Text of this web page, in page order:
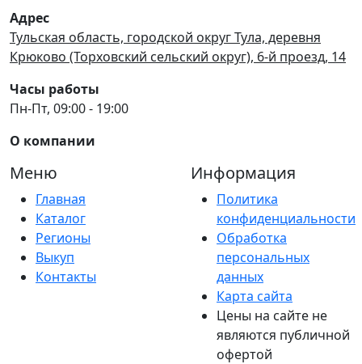
Адрес
Тульская область, городской округ Тула, деревня
Крюково (Торховский сельский округ), 6-й проезд, 14
Часы работы
Пн-Пт, 09:00 - 19:00
О компании
Меню
Главная
Каталог
Регионы
Выкуп
Контакты
Информация
Политика
конфиденциальности
Обработка
персональных
данных
Карта сайта
Цены на сайте не
являются публичной
офертой